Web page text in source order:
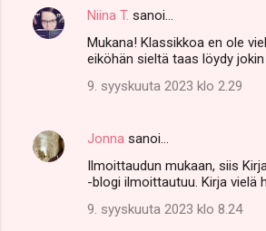
Niina T. sanoi…
Mukana! Klassikkoa en ole
eiköhän sieltä taas löydy jokin
9. syyskuuta 2023 klo 2.29
Jonna sanoi…
Ilmoittaudun mukaan, siis
-blogi ilmoittautuu. Kirja vielä
9. syyskuuta 2023 klo 8.24